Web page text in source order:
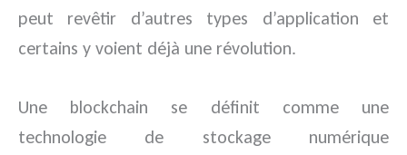
peut revêtir d’autres types d’application et
certains y voient déjà une révolution.
Une blockchain se définit comme une
technologie de stockage numérique